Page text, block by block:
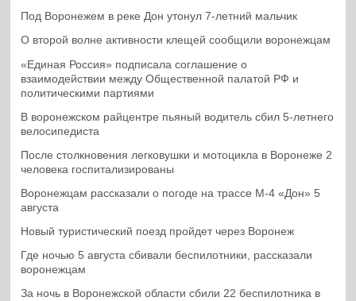
Под Воронежем в реке Дон утонул 7-летний мальчик
О второй волне активности клещей сообщили воронежцам
«Единая Россия» подписала соглашение о
взаимодействии между Общественной палатой РФ и
политическими партиями
В воронежском райцентре пьяный водитель сбил 5-летнего
велосипедиста
После столкновения легковушки и мотоцикла в Воронеже 2
человека госпитализированы
Воронежцам рассказали о погоде на трассе М-4 «Дон» 5
августа
Новый туристический поезд пройдет через Воронеж
Где ночью 5 августа сбивали беспилотники, рассказали
воронежцам
За ночь в Воронежской области сбили 22 беспилотника в